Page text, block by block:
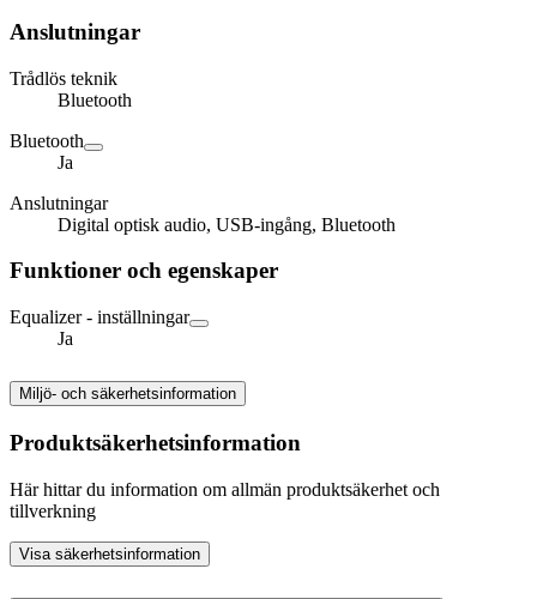
Anslutningar
Trådlös teknik
Bluetooth
Bluetooth
Ja
Anslutningar
Digital optisk audio, USB-ingång, Bluetooth
Funktioner och egenskaper
Equalizer - inställningar
Ja
Miljö- och säkerhetsinformation
Produktsäkerhetsinformation
Här hittar du information om allmän produktsäkerhet och
tillverkning
Visa säkerhetsinformation